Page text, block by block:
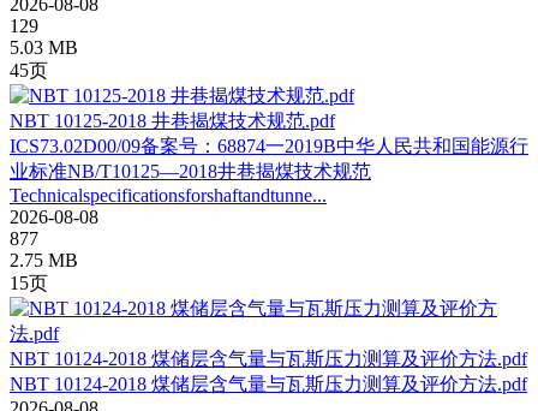
2026-08-08
129
5.03 MB
45页
NBT 10125-2018 井巷揭煤技术规范.pdf
ICS73.02D00/09备案号：68874一2019B中华人民共和国能源行
业标准NB/T10125—2018井巷揭煤技术规范
Technicalspecificationsforshaftandtunne...
2026-08-08
877
2.75 MB
15页
NBT 10124-2018 煤储层含气量与瓦斯压力测算及评价方法.pdf
NBT 10124-2018 煤储层含气量与瓦斯压力测算及评价方法.pdf